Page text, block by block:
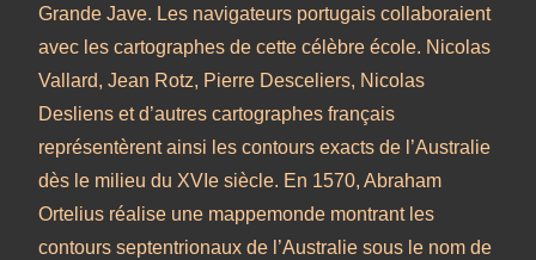
Grande Jave. Les navigateurs portugais collaboraient
avec les cartographes de cette célèbre école. Nicolas
Vallard, Jean Rotz, Pierre Desceliers, Nicolas
Desliens et d’autres cartographes français
représentèrent ainsi les contours exacts de l’Australie
dès le milieu du XVIe siècle. En 1570, Abraham
Ortelius réalise une mappemonde montrant les
contours septentrionaux de l’Australie sous le nom de